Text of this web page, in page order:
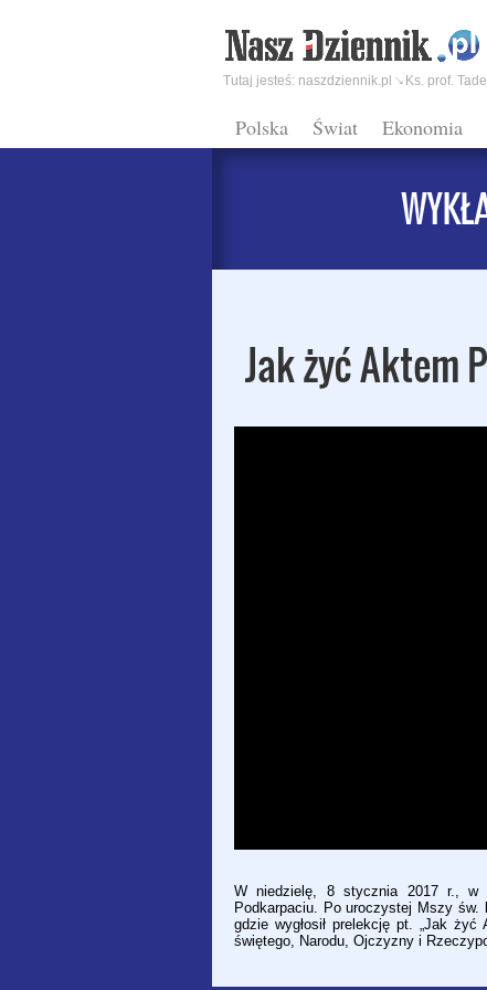
Polska Świat Ekonomia
Tutaj jesteś: naszdziennik.pl Ks. prof.
Jak żyć Aktem
W niedzielę, 8 stycznia 2017 r., w
Podkarpaciu. Po uroczystej Mszy św.
gdzie wygłosił prelekcję pt. „Jak
świętego, Narodu, Ojczyzny i